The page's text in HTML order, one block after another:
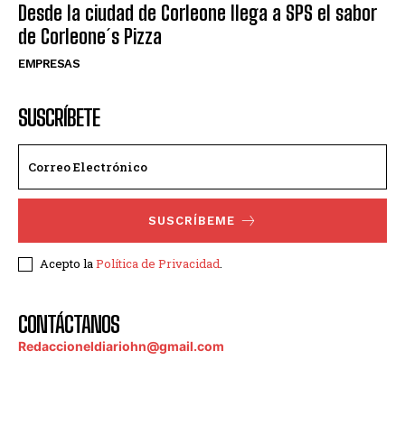
Desde la ciudad de Corleone llega a SPS el sabor
de Corleone´s Pizza
EMPRESAS
SUSCRÍBETE
SUSCRÍBEME
Acepto laPolítica de Privacidad.
CONTÁCTANOS
Redaccioneldiariohn@gmail.com